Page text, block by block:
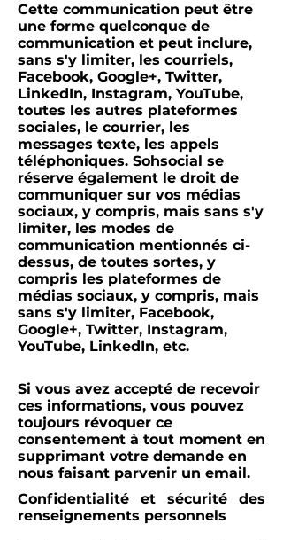
Cette communication peut être
une forme quelconque de
communication et peut inclure,
sans s'y limiter, les courriels,
Facebook, Google+, Twitter,
LinkedIn, Instagram, YouTube,
toutes les autres plateformes
sociales, le courrier, les
messages texte, les appels
téléphoniques. Sohsocial se
réserve également le droit de
communiquer sur vos médias
sociaux, y compris, mais sans s'y
limiter, les modes de
communication mentionnés ci-
dessus, de toutes sortes, y
compris les plateformes de
médias sociaux, y compris, mais
sans s'y limiter, Facebook,
Google+, Twitter, Instagram,
YouTube, LinkedIn, etc.
Si vous avez accepté de recevoir
ces informations, vous pouvez
toujours révoquer ce
consentement à tout moment en
supprimant votre demande en
nous faisant parvenir un email.
Confidentialité et sécurité des
renseignements personnels